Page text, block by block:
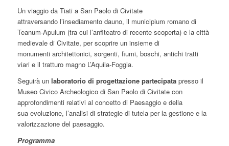
Un viaggio da Tiati a San Paolo di Civitate
attraversando l’insediamento dauno, il municipium romano di
Teanum-Apulum (tra cui l’anfiteatro di recente scoperta) e la città
medievale di Civitate, per scoprire un insieme di
monumenti architettonici, sorgenti, fiumi, boschi, antichi tratti
viari e il tratturo magno L’Aquila-Foggia.
Seguirà un laboratorio di progettazione partecipatapresso il
Museo Civico Archeologico di San Paolo di Civitate con
approfondimenti relativi al concetto di Paesaggio e della
sua evoluzione, l’analisi di strategie di tutela per la gestione e la
valorizzazione del paesaggio.
Programma